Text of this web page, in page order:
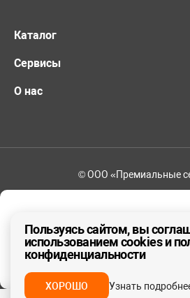
ДА, ВЕРНО
Каталог
Сервисы
О нас
© ООО «Премиальные
Пользуясь сайтом, вы
использованием cookies и
конфиденциальности
ХОРОШО Узнать